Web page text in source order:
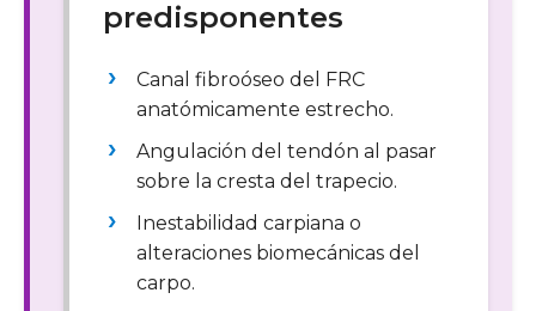
predisponentes
Canal fibroóseo del FRC
anatómicamente estrecho.
Angulación del tendón al pasar
sobre la cresta del trapecio.
Inestabilidad carpiana o
alteraciones biomecánicas del
carpo.